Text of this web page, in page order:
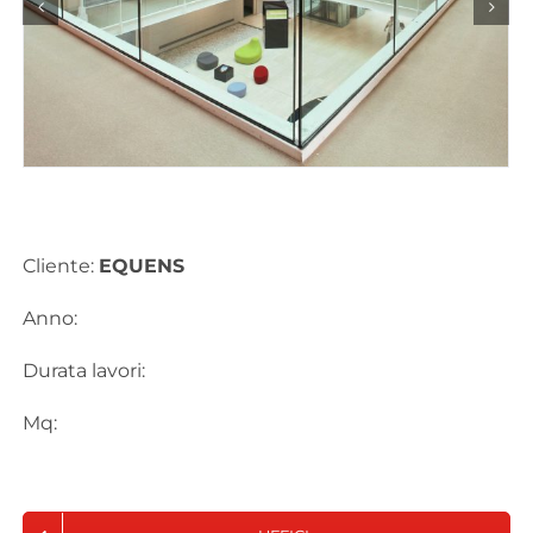
Cliente: EQUENS
Anno:
Durata lavori:
Mq: